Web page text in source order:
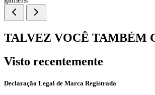
TALVEZ VOCÊ TAMBÉM
Visto recentemente
Declaração Legal de Marca Registrada